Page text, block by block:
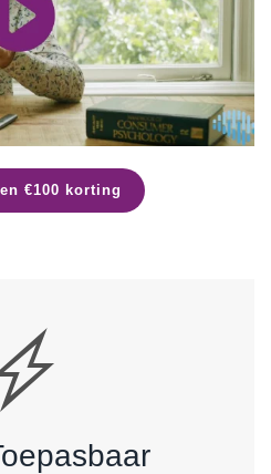
€100 korting